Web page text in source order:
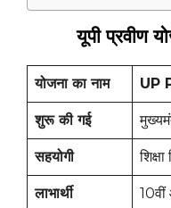
यूपी प्रवीण
योजना का नाम UP
शुरू की गई
सहयोगी
लाभार्थी 10वीं